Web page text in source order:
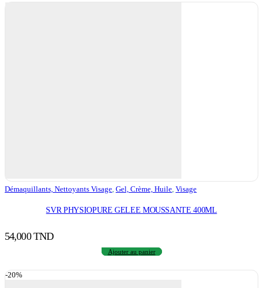
Démaquillants, Nettoyants Visage Gel, Crème, Huile Visage
SVR PHYSIOPURE GELEE MOUSSANTE 400ML
54,000TND
Ajouter au panier
-20%